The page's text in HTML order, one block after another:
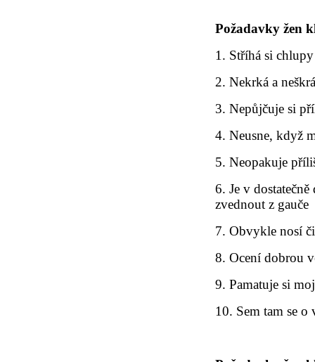
Požadavky žen
1. Stříhá si
2. Nekrká a
3. Nepůjčuje si
4. Neusne, když
5. Neopakuje
6. Je v
zvednout z gauče
7. Obvykle nosí
8. Ocení dobrou
9. Pamatuje si
10. Sem tam se